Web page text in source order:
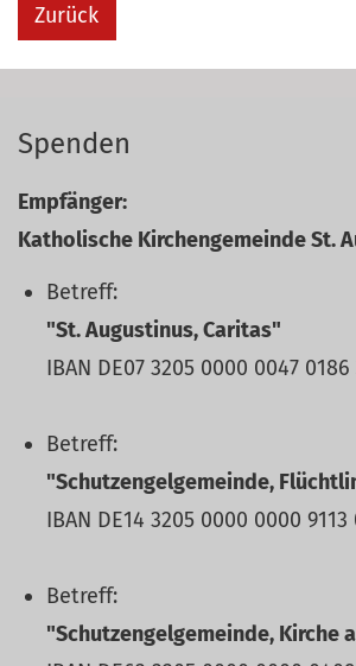
Zurück
Spenden
Empfänger:
Katholische Kirchengemeinde St.
Betreff:
"St. Augustinus, Caritas"
IBAN DE07 3205 0000 0047 0186
Betreff:
"Schutzengelgemeinde,
IBAN DE14 3205 0000 0000 9113
Betreff:
"Schutzengelgemeinde, Kirche